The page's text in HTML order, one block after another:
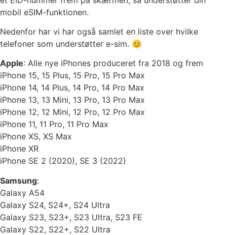
mobil eSIM-funktionen.
Nedenfor har vi har også samlet en liste over hvilke
telefoner som understøtter e-sim. 😊
Apple: Alle nye iPhones produceret fra 2018 og frem
iPhone 15, 15 Plus, 15 Pro, 15 Pro Max
iPhone 14, 14 Plus, 14 Pro, 14 Pro Max
iPhone 13, 13 Mini, 13 Pro, 13 Pro Max
iPhone 12, 12 Mini, 12 Pro, 12 Pro Max
iPhone 11, 11 Pro, 11 Pro Max
iPhone XS, XS Max
iPhone XR
iPhone SE 2 (2020), SE 3 (2022)
Samsung:
Galaxy A54
Galaxy S24, S24+, S24 Ultra
Galaxy S23, S23+, S23 Ultra, S23 FE
Galaxy S22, S22+, S22 Ultra